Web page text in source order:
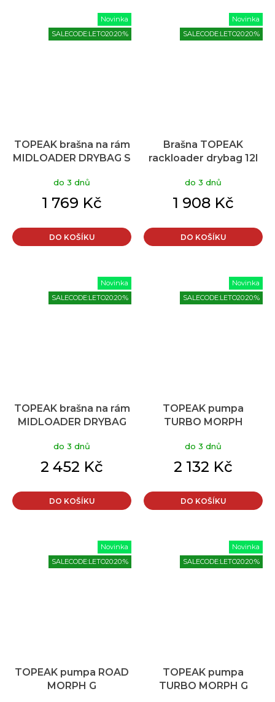
Novinka
SALECODE:LETO20:20:%
TOPEAK brašna na rám
MIDLOADER DRYBAG S
do 3 dnů
1 769 Kč
DO KOŠÍKU
Novinka
SALECODE:LETO20:20:%
Brašna TOPEAK
rackloader drybag 12l
do 3 dnů
1 908 Kč
DO KOŠÍKU
Novinka
SALECODE:LETO20:20:%
TOPEAK brašna na rám
MIDLOADER DRYBAG
do 3 dnů
2 452 Kč
DO KOŠÍKU
Novinka
SALECODE:LETO20:20:%
TOPEAK pumpa
TURBO MORPH
do 3 dnů
2 132 Kč
DO KOŠÍKU
Novinka
SALECODE:LETO20:20:%
TOPEAK pumpa ROAD
MORPH G
Novinka
SALECODE:LETO20:20:%
TOPEAK pumpa
TURBO MORPH G